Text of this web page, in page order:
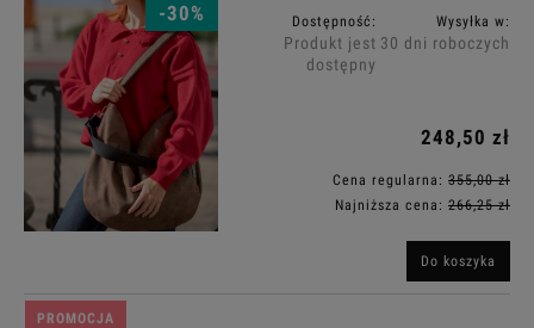
-30% Dostępność:
Produkt jest
dostępny
Wysyłka w:
30 dni roboczych
248,50 zł
Cena regularna: 355,00 zł
Najniższa cena: 266,25 zł
Do koszyka
PROMOCJA